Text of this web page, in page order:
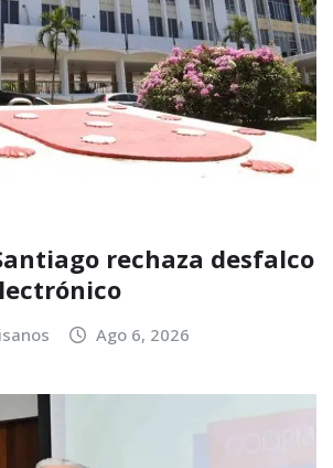
rechaza desfalco
Ago 6, 2026